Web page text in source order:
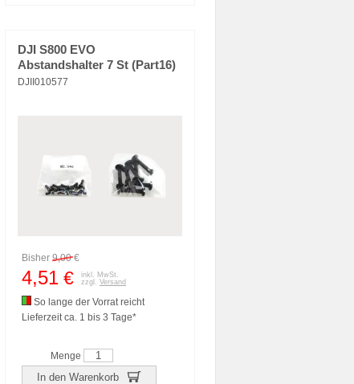
DJI S800 EVO
Abstandshalter 7 St (Part16)
DJII010577
Bisher 9,00€
4,51 €
inkl. MwSt.
zzgl. Versand
So lange der Vorrat reicht
Lieferzeit ca. 1 bis 3 Tage*
Menge
In den Warenkorb